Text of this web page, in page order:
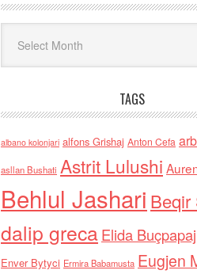
TAGS
albano kolonjari alfons Grishaj Anton Cefa
asllan Bushati Astrit Lulushi
Behlul Jashari Beqir
dalip grecaElida Buçpapaj
Enver Bytyci Ermira Babamusta Eugjen